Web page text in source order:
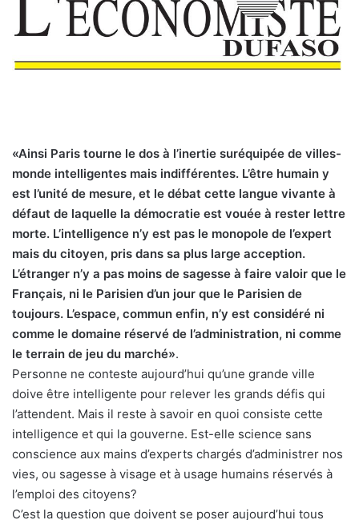
«Ainsi Paris tourne le dos à l’inertie suréquipée de villes-
monde intelligentes mais indifférentes. L’être humain y
est l’unité de mesure, et le débat cette langue vivante à
défaut de laquelle la démocratie est vouée à rester lettre
morte. L’intelligence n’y est pas le monopole de l’expert
mais du citoyen, pris dans sa plus large acception.
L’étranger n’y a pas moins de sagesse à faire valoir que le
Français, ni le Parisien d’un jour que le Parisien de
toujours. L’espace, commun enfin, n’y est considéré ni
comme le domaine réservé de l’administration, ni comme
le terrain de jeu du marché».
Personne ne conteste aujourd’hui qu’une grande ville
doive être intelligente pour relever les grands défis qui
l’attendent. Mais il reste à savoir en quoi consiste cette
intelligence et qui la gouverne. Est-elle science sans
conscience aux mains d’experts chargés d’administrer nos
vies, ou sagesse à visage et à usage humains réservés à
l’emploi des citoyens?
C’est la question que doivent se poser aujourd’hui tous